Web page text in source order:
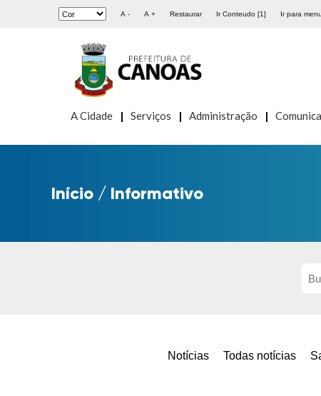
A - A + Restaurar Ir Conteudo [1] Ir para
A Cidade Serviços Administração
Início / Informativo
Notícias Todas notícias